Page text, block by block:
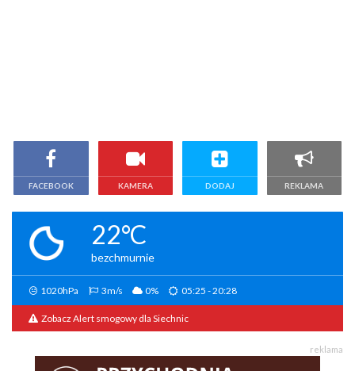
FACEBOOK KAMERA DODAJ REKLAMA
22°C
bezchmurnie
1020hPa 3m/s 0% 05:25 - 20:28
Zobacz Alert smogowy dla Siechnic
reklama